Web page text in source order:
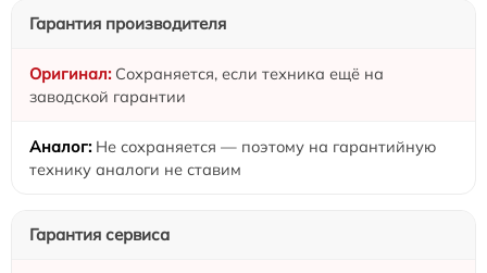
Гарантия производителя
Сохраняется, если техника ещё на
заводской гарантии
Не сохраняется — поэтому на гарантийную
технику аналоги не ставим
Гарантия сервиса